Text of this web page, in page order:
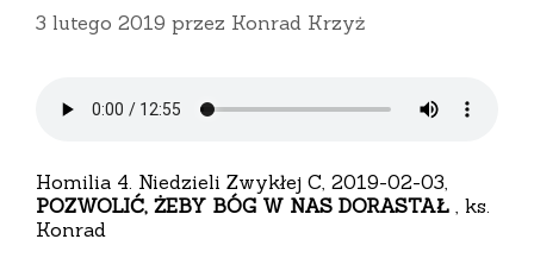
3 lutego 2019 przez Konrad Krzyż
Homilia 4. Niedzieli Zwykłej C, 2019-02-03,
POZWOLIĆ, ŻEBY BÓG W NAS DORASTAŁ , ks.
Konrad